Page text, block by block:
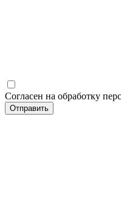
Согласен на обработку